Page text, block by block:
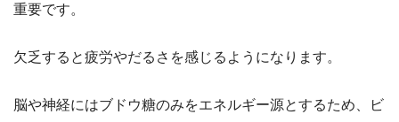
重要です。
欠乏すると疲労やだるさを感じるようになります。
脳や神経にはブドウ糖のみをエネルギー源とするため、ビ